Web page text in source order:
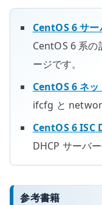
CentOS 6 サ
CentOS 6 系
ージです。
CentOS 6 ネ
ifcfg と
CentOS 6 ISC
DHCP サーバ
参考書籍